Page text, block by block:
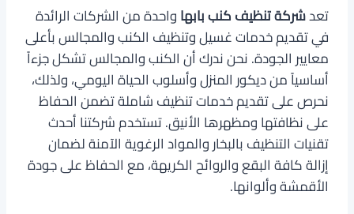
تعدشركة تنظيف كنب بابهاواحدة من الشركات الرائدة
في تقديم خدمات غسيل وتنظيف الكنب والمجالس بأعلى
معايير الجودة. نحن ندرك أن الكنب والمجالس تشكل جزءاً
أساسياً من ديكور المنزل وأسلوب الحياة اليومي، ولذلك،
نحرص على تقديم خدمات تنظيف شاملة تضمن الحفاظ
على نظافتها ومظهرها الأنيق. تستخدم شركتنا أحدث
تقنيات التنظيف بالبخار والمواد الرغوية الآمنة لضمان
إزالة كافة البقع والروائح الكريهة، مع الحفاظ على جودة
الأقمشة وألوانها.